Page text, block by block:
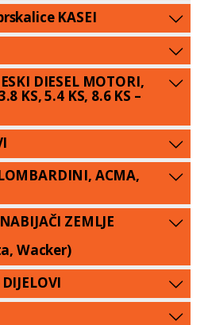
KASEI
DIESEL MOTORI,
KS, 5.4 KS, 8.6 KS –
ACMA,
ZEMLJE
Wacker)